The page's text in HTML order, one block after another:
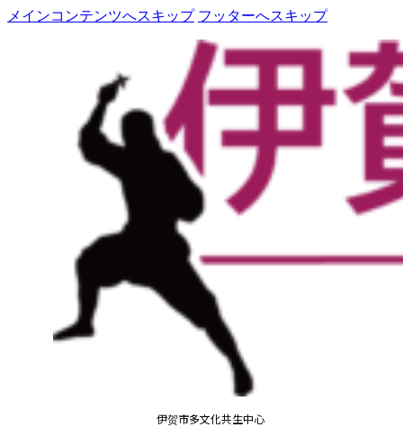
メインコンテンツへスキップ フッターへスキップ
伊贺市多文化共生中心